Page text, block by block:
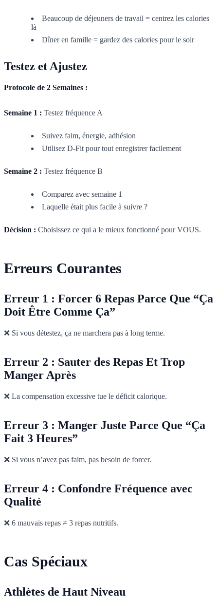
Beaucoup de déjeuners de travail = centrez les calories
là
Dîner en famille = gardez des calories pour le soir
Testez et Ajustez
Protocole de 2 Semaines :
Semaine 1 : Testez fréquence A
Suivez faim, énergie, adhésion
Utilisez D-Fit pour tout enregistrer facilement
Semaine 2 : Testez fréquence B
Comparez avec semaine 1
Laquelle était plus facile à suivre ?
Décision : Choisissez ce qui a le mieux fonctionné pour VOUS.
Erreurs Courantes
Erreur 1 : Forcer 6 Repas Parce Que “Ça
Doit Être Comme Ça”
❌ Si vous détestez, ça ne marchera pas à long terme.
Erreur 2 : Sauter des Repas Et Trop
Manger Après
❌ La compensation excessive tue le déficit calorique.
Erreur 3 : Manger Juste Parce Que “Ça
Fait 3 Heures”
❌ Si vous n’avez pas faim, pas besoin de forcer.
Erreur 4 : Confondre Fréquence avec
Qualité
❌ 6 mauvais repas ≠ 3 repas nutritifs.
Cas Spéciaux
Athlètes de Haut Niveau